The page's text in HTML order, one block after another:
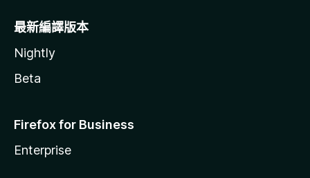
最新編譯版本
Nightly
Beta
Firefox for Business
Enterprise